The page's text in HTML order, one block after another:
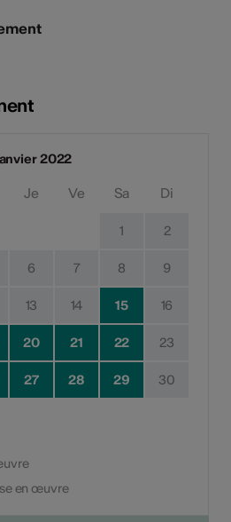
2022
Je Ve Sa Di
1 2
6 7 8 9
13 14 15 16
20 21 22 23
27 28 29 30
en œuvre